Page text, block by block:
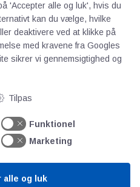
'Accepter alle og luk', hvis du
kan du vælge, hvilke
deaktivere ved at klikke på
med kravene fra Googles
sikrer vi gennemsigtighed og
Tilpas
Funktionel
Marketing
alle og luk